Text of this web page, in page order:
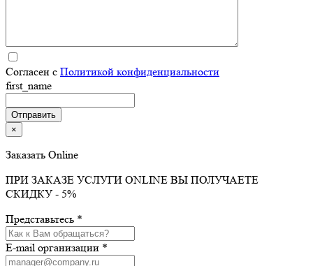
Согласен с Политикой конфиденциальности
first_name
×
Заказать Online
ПРИ ЗАКАЗЕ УСЛУГИ ONLINE ВЫ ПОЛУЧАЕТЕ
СКИДКУ - 5%
Представьтесь *
E-mail организации *